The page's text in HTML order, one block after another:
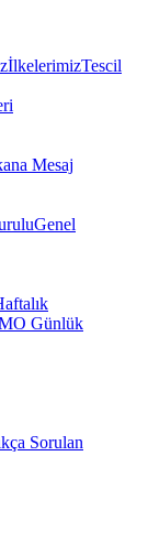
İlkelerimizTescil
Mesaj
Genel
Günlük
Sorulan